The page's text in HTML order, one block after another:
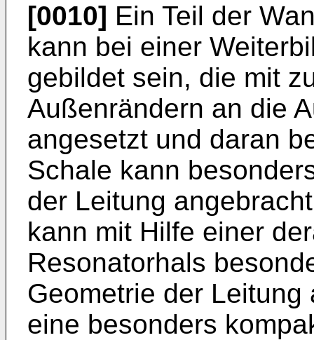
[0010] Ein Teil der
kann bei einer
gebildet sein, die mit
Außenrändern an die
angesetzt und daran
Schale kann
der Leitung
kann mit Hilfe einer
Resonatorhals
Geometrie der
eine besonders